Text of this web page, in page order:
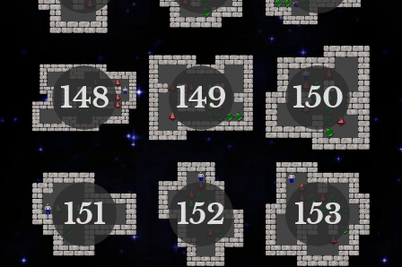
148 149 150
151 152 153